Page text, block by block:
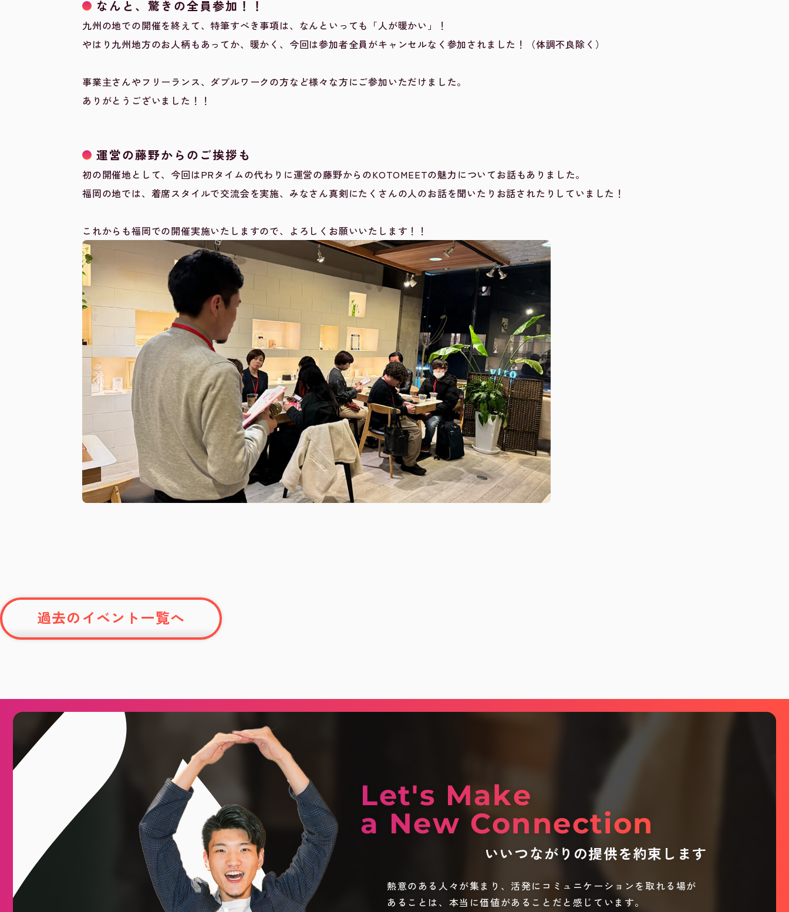
なんと、驚きの全員参加！！
九州の地での開催を終えて、特筆すべき事項は、なんといっても「人が暖かい」！
やはり九州地方のお人柄もあってか、暖かく、今回は参加者全員がキャンセルなく参加されました！（体調不良除く）
事業主さんやフリーランス、ダブルワークの方など様々な方にご参加いただけました。
ありがとうございました！！
運営の藤野からのご挨拶も
初の開催地として、今回はPRタイムの代わりに運営の藤野からのKOTOMEETの魅力についてお話もありました。
福岡の地では、着席スタイルで交流会を実施、みなさん真剣にたくさんの人のお話を聞いたりお話されたりしていました！
これからも福岡での開催実施いたしますので、よろしくお願いいたします！！
過去のイベント一覧へ
Let's Make
a New Connection
いいつながりの提供を約束します
熱意のある人々が集まり、活発にコミュニケーションを取れる場が
あることは、本当に価値があることだと感じています。